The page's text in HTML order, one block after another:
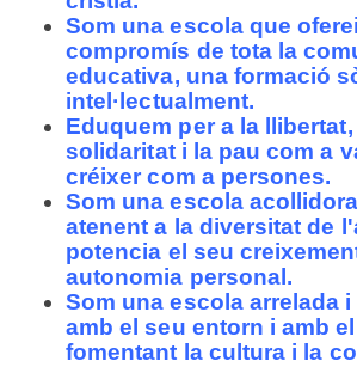
Som una escola que
compromís de tota la
educativa, una formació
intel·lectualment.
Eduquem per a la
solidaritat i la pau com a
créixer com a persones.
Som una escola
atenent a la diversitat de
potencia el seu
autonomia personal.
Som una escola arrelada
amb el seu entorn i amb
fomentant la cultura i la